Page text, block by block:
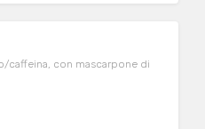
caffeina, con mascarpone di